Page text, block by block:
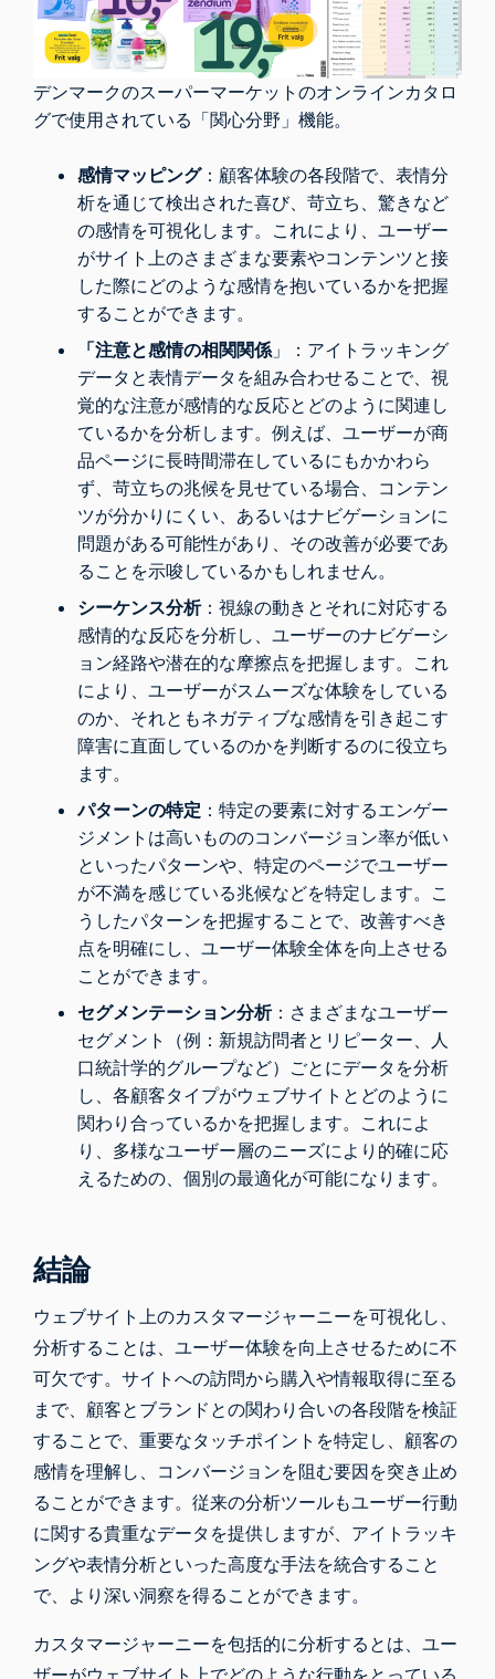
デンマークのスーパーマーケットのオンラインカタロ
グで使用されている「関心分野」機能。
感情マッピング：顧客体験の各段階で、表情分
析を通じて検出された喜び、苛立ち、驚きなど
の感情を可視化します。これにより、ユーザー
がサイト上のさまざまな要素やコンテンツと接
した際にどのような感情を抱いているかを把握
することができます。
「注意と感情の相関関係」：アイトラッキング
データと表情データを組み合わせることで、視
覚的な注意が感情的な反応とどのように関連し
ているかを分析します。例えば、ユーザーが商
品ページに長時間滞在しているにもかかわら
ず、苛立ちの兆候を見せている場合、コンテン
ツが分かりにくい、あるいはナビゲーションに
問題がある可能性があり、その改善が必要であ
ることを示唆しているかもしれません。
シーケンス分析：視線の動きとそれに対応する
感情的な反応を分析し、ユーザーのナビゲーシ
ョン経路や潜在的な摩擦点を把握します。これ
により、ユーザーがスムーズな体験をしている
のか、それともネガティブな感情を引き起こす
障害に直面しているのかを判断するのに役立ち
ます。
パターンの特定 ：特定の要素に対するエンゲー
ジメントは高いもののコンバージョン率が低い
といったパターンや、特定のページでユーザー
が不満を感じている兆候などを特定します。こ
うしたパターンを把握することで、改善すべき
点を明確にし、ユーザー体験全体を向上させる
ことができます。
セグメンテーション分析：さまざまなユーザー
セグメント（例：新規訪問者とリピーター、人
口統計学的グループなど）ごとにデータを分析
し、各顧客タイプがウェブサイトとどのように
関わり合っているかを把握します。これによ
り、多様なユーザー層のニーズにより的確に応
えるための、個別の最適化が可能になります。
結論
ウェブサイト上のカスタマージャーニーを可視化し、
分析することは、ユーザー体験を向上させるために不
可欠です。サイトへの訪問から購入や情報取得に至る
まで、顧客とブランドとの関わり合いの各段階を検証
することで、重要なタッチポイントを特定し、顧客の
感情を理解し、コンバージョンを阻む要因を突き止め
ることができます。従来の分析ツールもユーザー行動
に関する貴重なデータを提供しますが、アイトラッキ
ングや表情分析といった高度な手法を統合すること
で、より深い洞察を得ることができます。
カスタマージャーニーを包括的に分析するとは、ユー